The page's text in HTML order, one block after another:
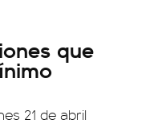
que
21 de abril